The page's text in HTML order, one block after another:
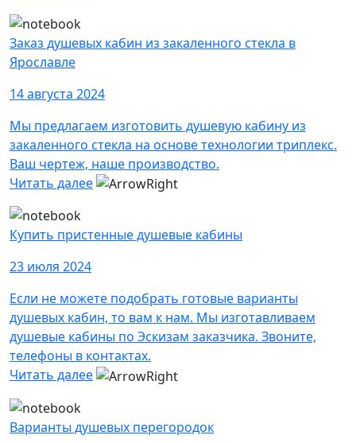
Заказ душевых кабин из закаленного стекла в
Ярославле
14 августа 2024
Мы предлагаем изготовить душевую кабину из
закаленного стекла на основе технологии триплекс.
Ваш чертеж, наше производство.
Читать далее
Купить пристенные душевые кабины
23 июля 2024
Если не можете подобрать готовые варианты
душевых кабин, то вам к нам. Мы изготавливаем
душевые кабины по Эскизам заказчика. Звоните,
телефоны в контактах.
Читать далее
Варианты душевых перегородок